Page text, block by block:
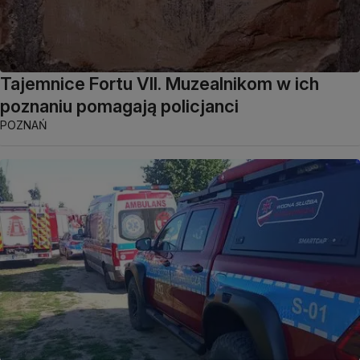
Tajemnice Fortu VII. Muzealnikom w ich
poznaniu pomagają policjanci
POZNAŃ